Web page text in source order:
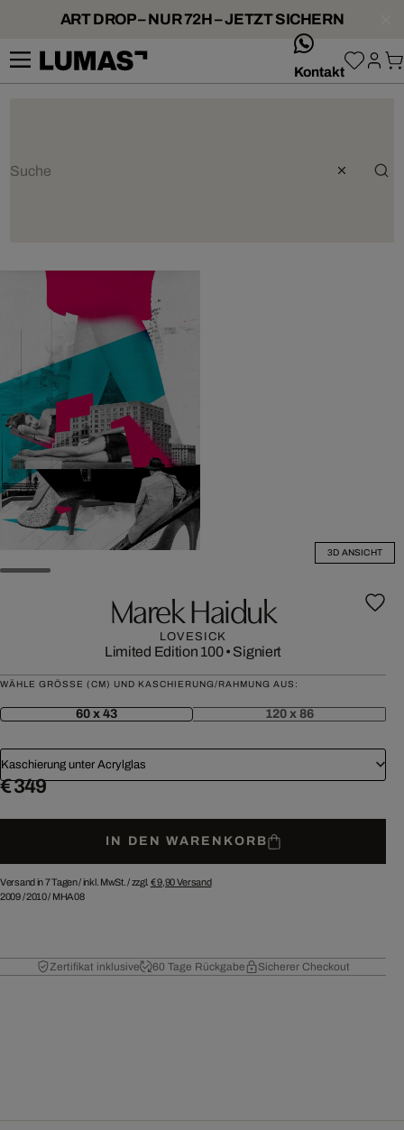
ART DROP – NUR 72H – JETZT SICHERN
Kontakt
3D ANSICHT
Marek Haiduk
LOVESICK
Limited Edition 100• Signiert
WÄHLE GRÖSSE (CM) UND KASCHIERUNG/RAHMUNG AUS:
60 x 43 120 x 86
Kaschierung unter Acrylglas
€ 349
IN DEN WARENKORB
Versand in 7 Tagen /inkl. MwSt. / zzgl. € 9,90Versand
2009/2010/ MHA08
Zertifikat inklusive 60 Tage Rückgabe Sicherer Checkout